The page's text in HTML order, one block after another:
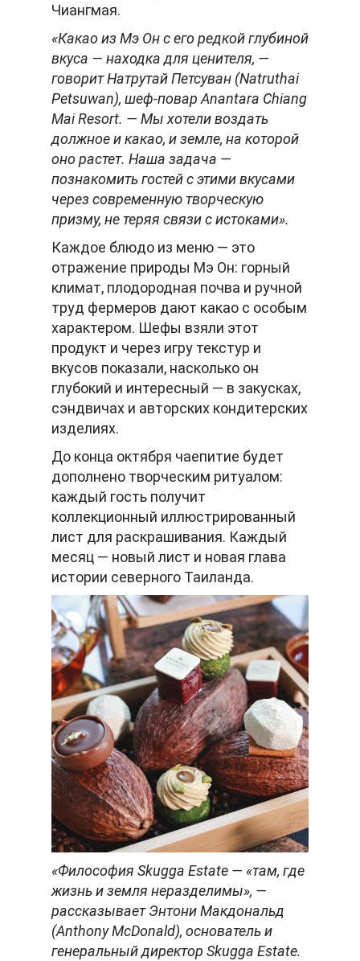
Чиангмая.
«Какао из Мэ Он с его редкой глубиной
вкуса — находка для ценителя, —
говорит Натрутай Петсуван (Natruthai
Petsuwan), шеф-повар Anantara Chiang
Mai Resort. — Мы хотели воздать
должное и какао, и земле, на которой
оно растет. Наша задача —
познакомить гостей с этими вкусами
через современную творческую
призму, не теряя связи с истоками».
Каждое блюдо из меню — это
отражение природы Мэ Он: горный
климат, плодородная почва и ручной
труд фермеров дают какао с особым
характером. Шефы взяли этот
продукт и через игру текстур и
вкусов показали, насколько он
глубокий и интересный — в закусках,
сэндвичах и авторских кондитерских
изделиях.
До конца октября чаепитие будет
дополнено творческим ритуалом:
каждый гость получит
коллекционный иллюстрированный
лист для раскрашивания. Каждый
месяц — новый лист и новая глава
истории северного Таиланда.
«Философия Skugga Estate — «там, где
жизнь и земля неразделимы», —
рассказывает Энтони Макдональд
(Anthony McDonald), основатель и
генеральный директор Skugga Estate.